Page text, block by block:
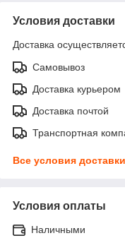
Условия доставки
Доставка
Самовывоз
Доставка курьером
Доставка почтой
Транспортная
Все условия доставки
Условия оплаты
Наличными